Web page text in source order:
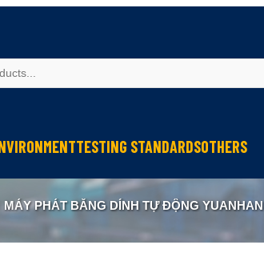
Weather Testing
Climate & Environment Chamber
Sound & Vibration
TESTING STANDARDS
IEC Testing
Fire Resistance Testing
Sound & Vibration
OTHERS
Cable
Optical
MÁY PHÁT BĂNG DÍNH TỰ ĐỘNG